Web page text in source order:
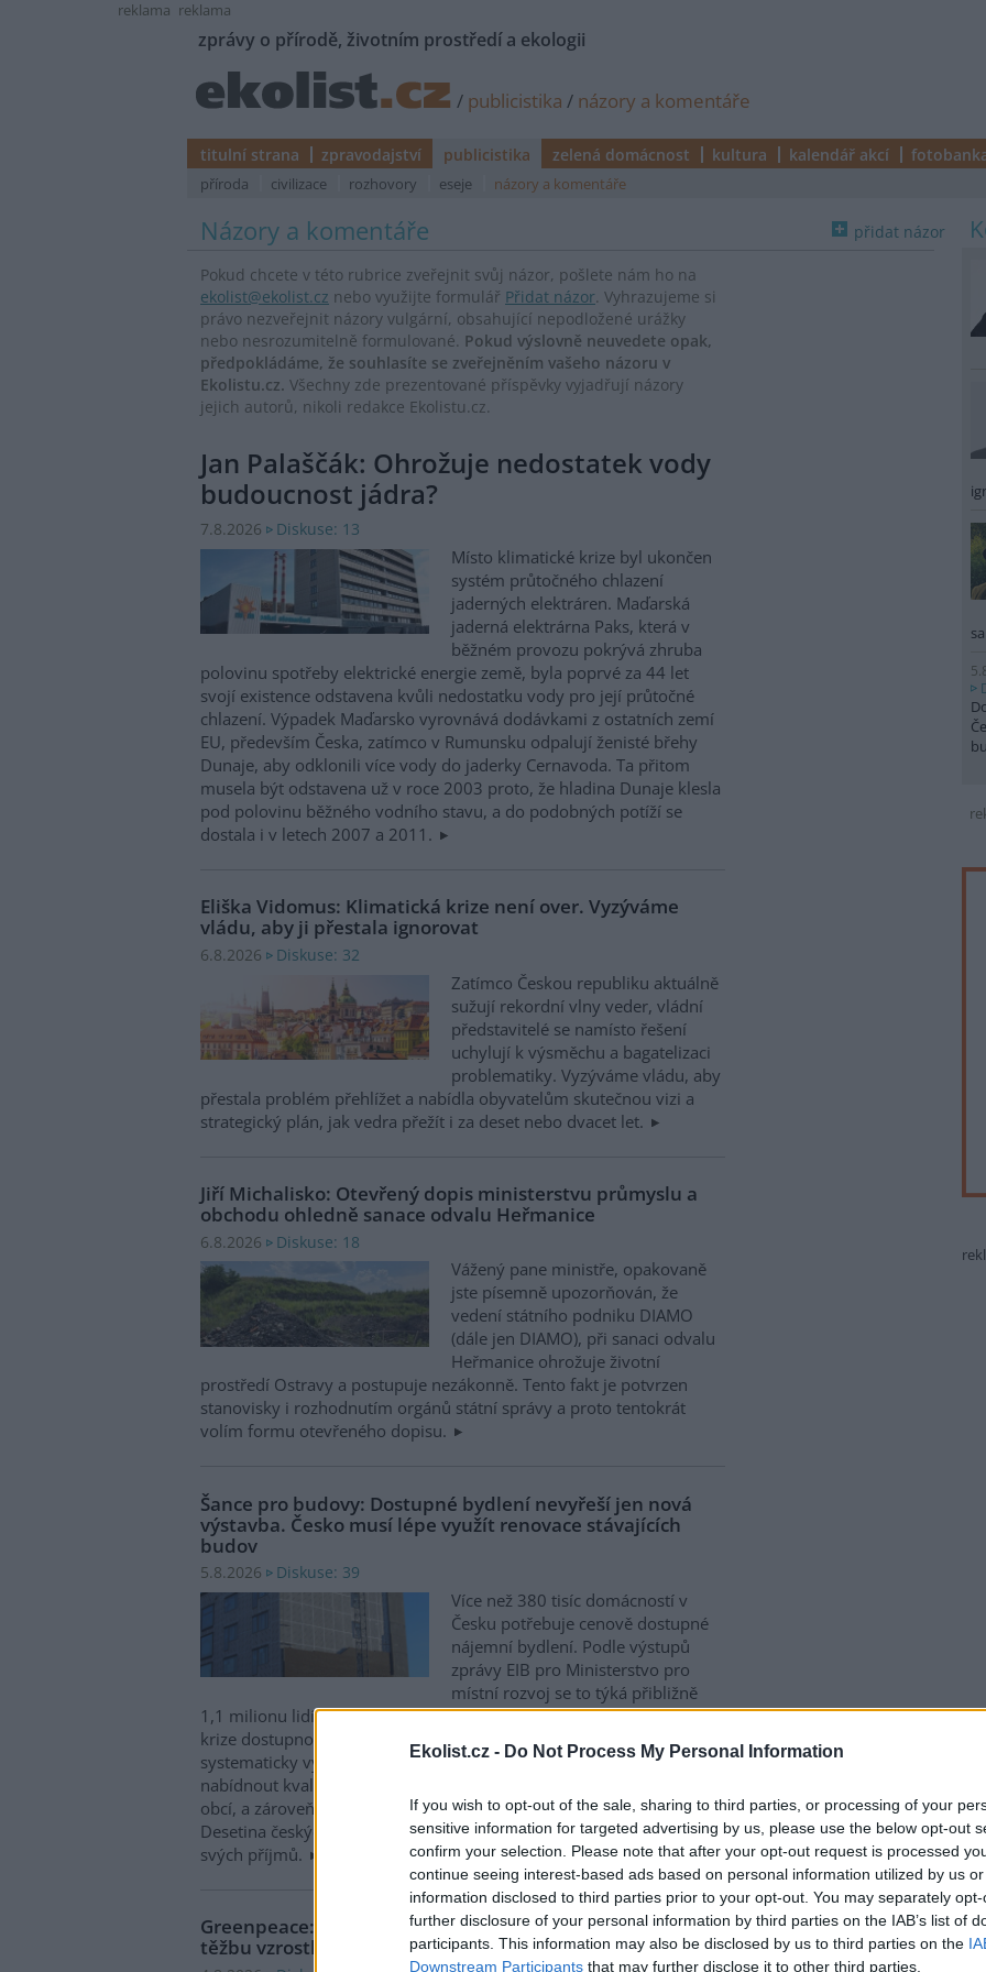
Ekolist.cz - Do Not Process My Personal Information
If you wish to opt-out of the sale, sharing to third parties, or processing of your
sensitive information for targeted advertising by us, please use the below opt-out
confirm your selection. Please note that after your opt-out request is processed
continue seeing interest-based ads based on personal information utilized by us
information disclosed to third parties prior to your opt-out. You may separately
further disclosure of your personal information by third parties on the IAB’s list of
participants. This information may also be disclosed by us to third parties on the
Downstream Participants that may further disclose it to other third parties.
reklama reklama
zprávy o přírodě, životním prostředí a ekologii
/ publicistika / názory a komentáře
titulní strana zpravodajství publicistika zelená domácnost kultura kalendář akcí
příroda civilizace rozhovory eseje názory a komentáře
přidat názor
Názory a komentáře
Pokud chcete v této rubrice zveřejnit svůj názor, pošlete nám ho na
ekolist@ekolist.cz nebo využijte formulář Přidat názor. Vyhrazujeme si
právo nezveřejnit názory vulgární, obsahující nepodložené urážky
nebo nesrozumitelně formulované. Pokud výslovně neuvedete opak,
předpokládáme, že souhlasíte se zveřejněním vašeho názoru v
Ekolistu.cz. Všechny zde prezentované příspěvky vyjadřují názory
jejich autorů, nikoli redakce Ekolistu.cz.
Jan Palaščák: Ohrožuje nedostatek vody
budoucnost jádra?
7.8.2026 Diskuse: 13
Místo klimatické krize byl ukončen
systém průtočného chlazení
jaderných elektráren. Maďarská
jaderná elektrárna Paks, která v
běžném provozu pokrývá zhruba
polovinu spotřeby elektrické energie země, byla poprvé za 44 let
svojí existence odstavena kvůli nedostatku vody pro její průtočné
chlazení. Výpadek Maďarsko vyrovnává dodávkami z ostatních zemí
EU, především Česka, zatímco v Rumunsku odpalují ženisté břehy
Dunaje, aby odklonili více vody do jaderky Cernavoda. Ta přitom
musela být odstavena už v roce 2003 proto, že hladina Dunaje klesla
pod polovinu běžného vodního stavu, a do podobných potíží se
dostala i v letech 2007 a 2011.
Eliška Vidomus: Klimatická krize není over. Vyzýváme
vládu, aby ji přestala ignorovat
6.8.2026 Diskuse: 32
Zatímco Českou republiku aktuálně
sužují rekordní vlny veder, vládní
představitelé se namísto řešení
uchylují k výsměchu a bagatelizaci
problematiky. Vyzýváme vládu, aby
přestala problém přehlížet a nabídla obyvatelům skutečnou vizi a
strategický plán, jak vedra přežít i za deset nebo dvacet let.
Jiří Michalisko: Otevřený dopis ministerstvu průmyslu a
obchodu ohledně sanace odvalu Heřmanice
6.8.2026 Diskuse: 18
Vážený pane ministře, opakovaně
jste písemně upozorňován, že
vedení státního podniku DIAMO
(dále jen DIAMO), při sanaci odvalu
Heřmanice ohrožuje životní
prostředí Ostravy a postupuje nezákonně. Tento fakt je potvrzen
stanovisky i rozhodnutím orgánů státní správy a proto tentokrát
volím formu otevřeného dopisu.
Šance pro budovy: Dostupné bydlení nevyřeší jen nová
výstavba. Česko musí lépe využít renovace stávajících
budov
5.8.2026 Diskuse: 39
Více než 380 tisíc domácností v
Česku potřebuje cenově dostupné
nájemní bydlení. Podle výstupů
zprávy EIB pro Ministerstvo pro
místní rozvoj se to týká přibližně
1,1 milionu lidí, tedy zhruba 40 % osob žijících v nájmu. K řešení
krize dostupnosti bydlení je kromě nové výstavby nutné
systematicky využívat také renovace stávajících budov. Ty mohou
nabídnout kvalitní bydlení, například díky využití objektů v centrech
obcí, a zároveň snižovat jeho dlouhodobé provozní náklady.
Desetina českých domácností totiž vydává na bydlení více než 40 %
svých příjmů.
Greenpeace: Podpora moratoria na hlubokomořskou
těžbu vzrostla na 46 států. ČR mezi nimi zatím chybí